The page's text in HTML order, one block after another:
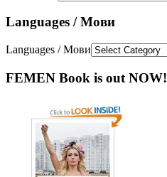
Languages / Мови
Languages / Мови
FEMEN Book is out NOW!